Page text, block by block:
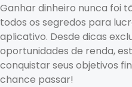
Ganhar dinheiro nunca foi
todos os segredos para
aplicativo. Desde dicas
oportunidades de renda,
conquistar seus objetivos
chance passar!